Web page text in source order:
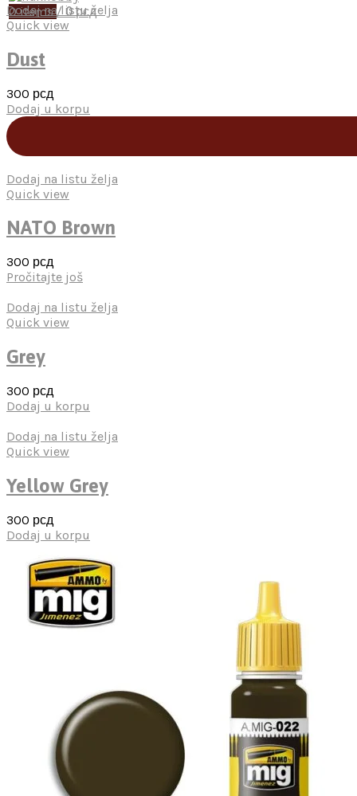
0items/ 0рсд
Dodaj na listu želja
Quick view
Dust
300 рсд
Dodaj u korpu
Dodaj na listu želja
Quick view
NATO Brown
300 рсд
Pročitajte još
Dodaj na listu želja
Quick view
Grey
300 рсд
Dodaj u korpu
Dodaj na listu želja
Quick view
Yellow Grey
300 рсд
Dodaj u korpu